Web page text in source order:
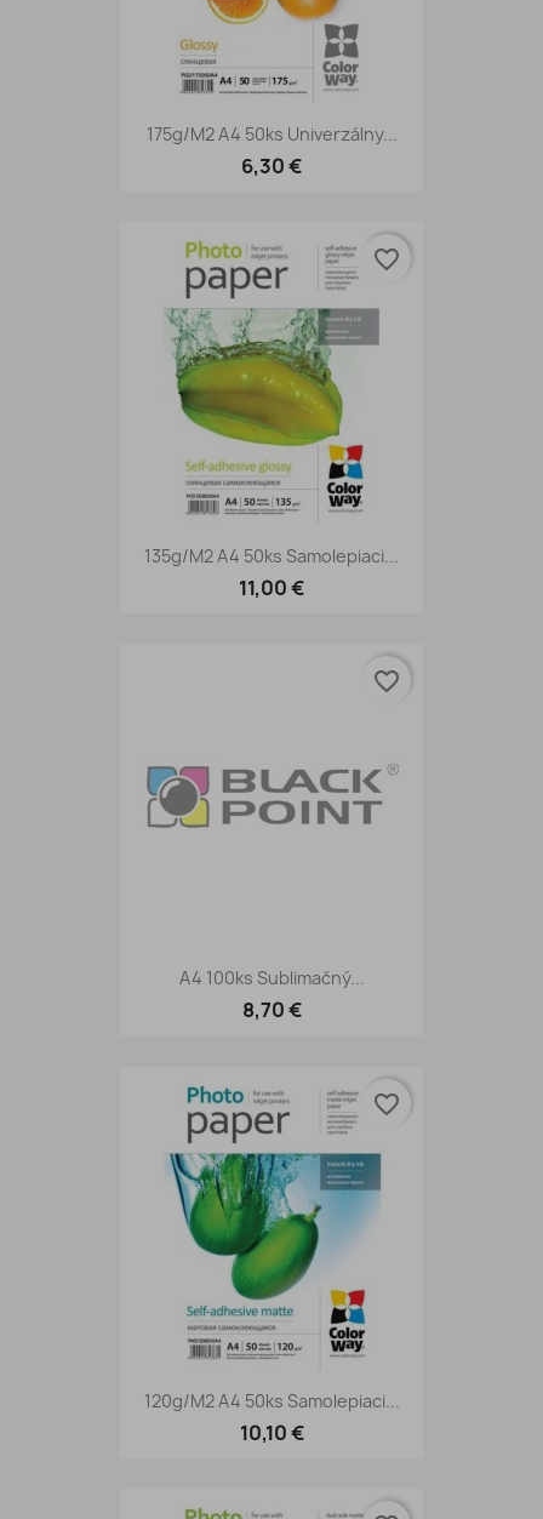
175g/m2 A4 50ks Univerzálny...
6,30 €
135g/m2 A4 50ks Samolepiaci...
11,00 €
favorite_border
A4 100ks Sublimačný...
8,70 €
favorite_border
120g/m2 A4 50ks Samolepiaci...
10,10 €
favorite_border